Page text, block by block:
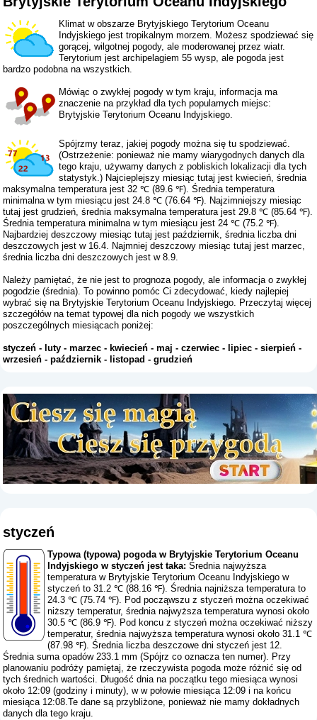
Klimat w obszarze Brytyjskiego Terytorium Oceanu
Indyjskiego jest tropikalnym morzem. Możesz spodziewać się
gorącej, wilgotnej pogody, ale moderowanej przez wiatr.
Terytorium jest archipelagiem 55 wysp, ale pogoda jest
bardzo podobna na wszystkich.
Mówiąc o zwykłej pogody w tym kraju, informacja ma
znaczenie na przykład dla tych popularnych miejsc:
Brytyjskie Terytorium Oceanu Indyjskiego.
Spójrzmy teraz, jakiej pogody można się tu spodziewać.
(Ostrzeżenie: ponieważ nie mamy wiarygodnych danych dla
tego kraju, używamy danych z pobliskich lokalizacji dla tych
statystyk.) Najcieplejszy miesiąc tutaj jest kwiecień, średnia
maksymalna temperatura jest 32 ℃ (89.6 ℉). Średnia temperatura
minimalna w tym miesiącu jest 24.8 ℃ (76.64 ℉). Najzimniejszy miesiąc
tutaj jest grudzień, średnia maksymalna temperatura jest 29.8 ℃ (85.64 ℉).
Średnia temperatura minimalna w tym miesiącu jest 24 ℃ (75.2 ℉).
Najbardziej deszczowy miesiąc tutaj jest październik, średnia liczba dni
deszczowych jest w 16.4. Najmniej deszczowy miesiąc tutaj jest marzec,
średnia liczba dni deszczowych jest w 8.9.
Należy pamiętać, że nie jest to prognoza pogody, ale informacja o zwykłej
pogodzie (średnia). To powinno pomóc Ci zdecydować, kiedy najlepiej
wybrać się na Brytyjskie Terytorium Oceanu Indyjskiego. Przeczytaj więcej
szczegółów na temat typowej dla nich pogody we wszystkich
poszczególnych miesiącach poniżej:
styczeń -luty -marzec -kwiecień -maj -czerwiec -lipiec -sierpień -
wrzesień -październik -listopad -grudzień
styczeń
Typowa (typowa) pogoda w Brytyjskie Terytorium Oceanu
Indyjskiego w styczeń jest taka: Średnia najwyższa
temperatura w Brytyjskie Terytorium Oceanu Indyjskiego w
styczeń to 31.2 ℃ (88.16 ℉). Średnia najniższa temperatura to
24.3 ℃ (75.74 ℉). Pod począwszu z styczeń można oczekiwać
niższy temperatur, średnia najwyższa temperatura wynosi około
30.5 ℃ (86.9 ℉). Pod koncu z styczeń można oczekiwać niższy
temperatur, średnia najwyższa temperatura wynosi około 31.1 ℃
(87.98 ℉). Średnia liczba deszczowe dni styczeń jest 12.
Średnia suma opadów 233.1 mm (Spójrz co oznacza ten numer). Przy
planowaniu podróży pamiętaj, że rzeczywista pogoda może różnić się od
tych średnich wartości. Długość dnia na początku tego miesiąca wynosi
około 12:09 (godziny i minuty), w w połowie miesiąca 12:09 i na końcu
miesiąca 12:08.Te dane są przybliżone, ponieważ nie mamy dokładnych
danych dla tego kraju.